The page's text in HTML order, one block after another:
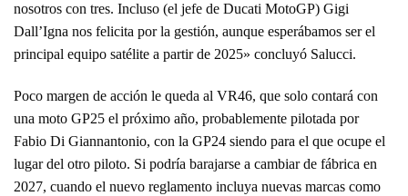
nosotros con tres. Incluso (el jefe de Ducati MotoGP) Gigi
Dall’Igna nos felicita por la gestión, aunque esperábamos ser el
principal equipo satélite a partir de 2025» concluyó Salucci.
Poco margen de acción le queda al VR46, que solo contará con
una moto GP25 el próximo año, probablemente pilotada por
Fabio Di Giannantonio, con la GP24 siendo para el que ocupe el
lugar del otro piloto. Si podría barajarse a cambiar de fábrica en
2027, cuando el nuevo reglamento incluya nuevas marcas como